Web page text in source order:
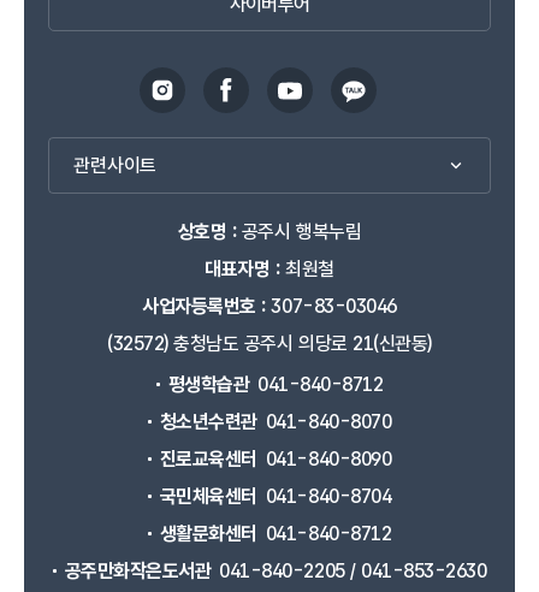
관련사이트
상호명 :공주시 행복누림
대표자명 :최원철
사업자등록번호 :307-83-03046
(32572) 충청남도 공주시 의당로 21(신관동)
평생학습관 041-840-8712
청소년수련관 041-840-8070
진로교육센터
041-840-8090
국민체육센터
041-840-8704
생활문화센터
041-840-8712
공주만화작은도서관 041-840-2205 / 041-853-2630